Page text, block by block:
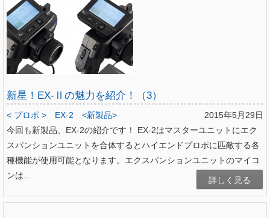
新星！EX-Ⅱの魅力を紹介！（3）
2015年5月29日
< プロポ > EX-2
<新製品>
今回も新製品、EX-2の紹介です！ EX-2はマスターユニットにエク
スパンションユニットを合体するとハイエンドプロポに匹敵する各
種機能が使用可能となります。エクスパンションユニットのマイコ
ンは...
詳しく見る